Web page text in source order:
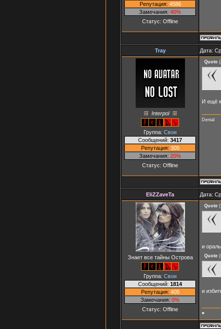
Репутация: 4586
Замечания: 40%
Статус: Offline
Tray Дата:
Interpol
Группа: Свои
Сообщений: 3417
Репутация: 305
Замечания: 20%
Статус: Offline
Quote (
И ещё
Denial
EliZZaveTa Дата:
Знает все тайны Острова
Группа: Свои
Сообщений: 1814
Репутация: 405
Замечания: 0%
Статус: Offline
Quote (
и
Quote (
и
♥